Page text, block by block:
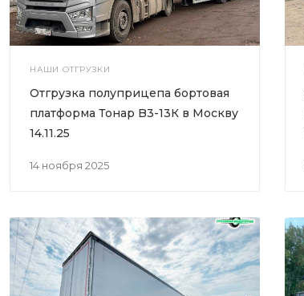
НАШИ ОТГРУЗКИ
14 ноября 2025
Отгрузка полуприцепа бортовая
платформа Тонар B3-13К в Москву
14.11.25